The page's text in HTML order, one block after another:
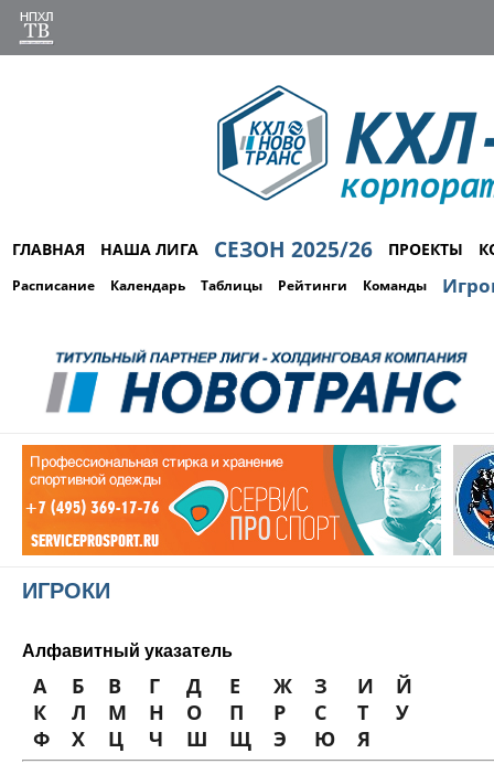
ГЛАВНАЯ НАША ЛИГА СЕЗОН 2025/26 ПРОЕКТЫ
Расписание Календарь Таблицы Рейтинги Команды
ИГРОКИ
Алфавитный указатель
А Б В Г Д Е Ж З И
Й
К
Л М Н О П Р С Т
У
Ф
Х Ц Ч Ш Щ Э Ю Я